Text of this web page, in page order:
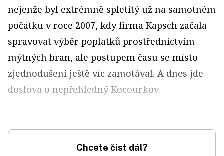
nejenže byl extrémně spletitý už na samotném
počátku v roce 2007, kdy firma Kapsch začala
spravovat výběr poplatků prostřednictvím
mýtných bran, ale postupem času se místo
zjednodušení ještě víc zamotával. A dnes jde
doslova o nepřehledný Kocourkov.
Chcete číst dál?